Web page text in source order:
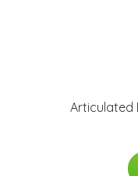
Articulated